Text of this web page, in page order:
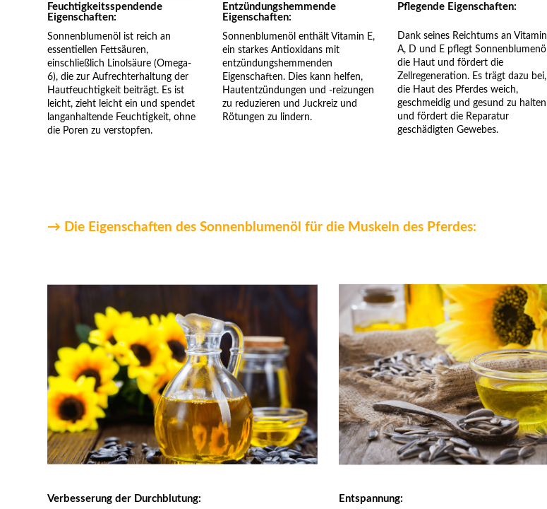
Feuchtigkeitsspendende
Eigenschaften:
Sonnenblumenöl ist reich an
essentiellen Fettsäuren,
einschließlich Linolsäure (Omega-
6), die zur Aufrechterhaltung der
Hautfeuchtigkeit beiträgt. Es ist
leicht, zieht leicht ein und spendet
langanhaltende Feuchtigkeit, ohne
die Poren zu verstopfen.
Entzündungshemmende
Eigenschaften:
Sonnenblumenöl enthält Vitamin E,
ein starkes Antioxidans mit
entzündungshemmenden
Eigenschaften. Dies kann helfen,
Hautentzündungen und -reizungen
zu reduzieren und Juckreiz und
Rötungen zu lindern.
Pflegende Eigenschaften:
Dank seines Reichtums an Vitamin
A, D und E pflegt Sonnenblumenöl
die Haut und fördert die
Zellregeneration. Es trägt dazu bei,
die Haut des Pferdes weich,
geschmeidig und gesund zu halten
und fördert die Reparatur
geschädigten Gewebes.
→ Die Eigenschaften des Sonnenblumenöl für die Muskeln des Pferdes:
Verbesserung der Durchblutung: Entspannung: